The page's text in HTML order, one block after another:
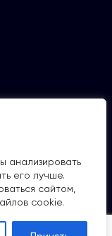
анализировать
его лучше.
сайтом,
cookie.